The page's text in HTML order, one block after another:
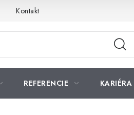
Kontakt
REFERENCIE KARIÉRA